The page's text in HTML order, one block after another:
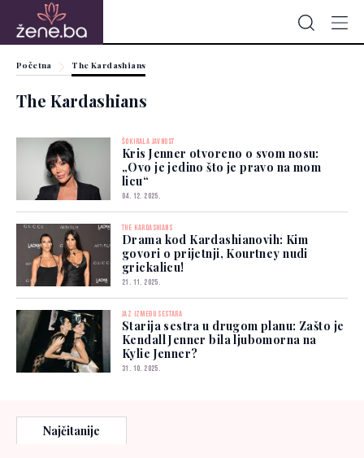
Početna The Kardashians
The Kardashians
ŠOKIRALA JAVNOST
Kris Jenner otvoreno o svom nosu:
„Ovo je jedino što je pravo na mom
licu“
04. 12. 2025.
THE KARDASHIANS
Drama kod Kardashianovih: Kim
govori o prijetnji, Kourtney nudi
grickalicu!
21. 11. 2025.
JAZ IZMEĐU SESTARA
Starija sestra u drugom planu: Zašto je
Kendall Jenner bila ljubomorna na
Kylie Jenner?
31. 10. 2025.
Najčitanije